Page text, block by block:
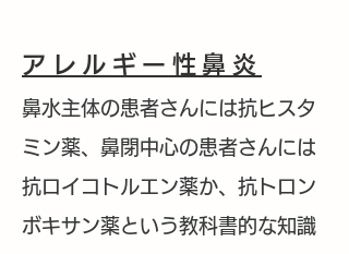
アレルギー性鼻炎
鼻水主体の患者さんには抗ヒスタ
ミン薬、鼻閉中心の患者さんには
抗ロイコトルエン薬か、抗トロン
ボキサン薬という教科書的な知識